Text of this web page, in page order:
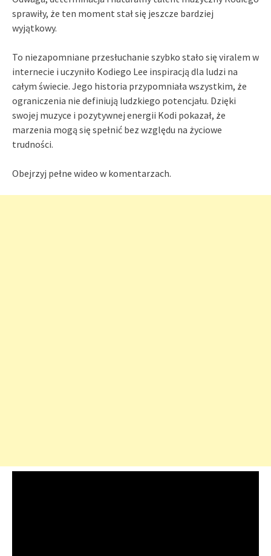
sprawiły, że ten moment stał się jeszcze bardziej
wyjątkowy.
To niezapomniane przesłuchanie szybko stało się viralem w
internecie i uczyniło Kodiego Lee inspiracją dla ludzi na
całym świecie. Jego historia przypomniała wszystkim, że
ograniczenia nie definiują ludzkiego potencjału. Dzięki
swojej muzyce i pozytywnej energii Kodi pokazał, że
marzenia mogą się spełnić bez względu na życiowe
trudności.
Obejrzyj pełne wideo w komentarzach.